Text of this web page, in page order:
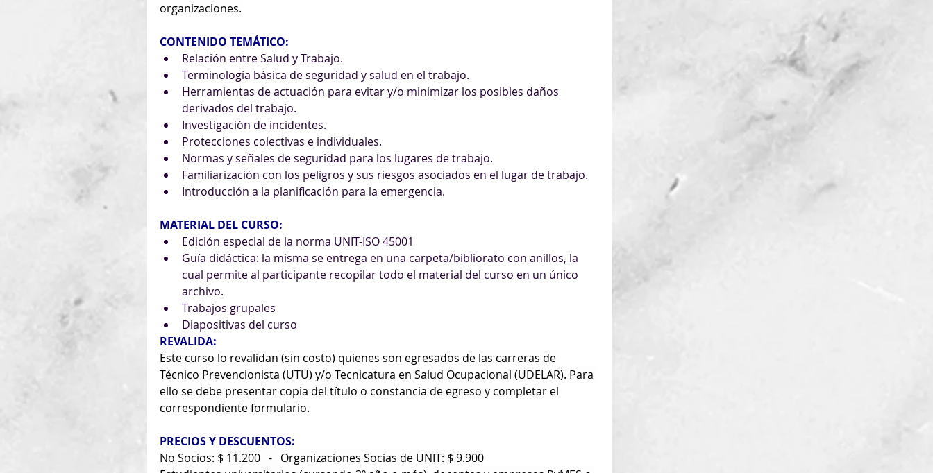
organizaciones.
CONTENIDO TEMÁTICO:
Relación entre Salud y Trabajo.
Terminología básica de seguridad y salud en el trabajo.
Herramientas de actuación para evitar y/o minimizar los posibles daños
derivados del trabajo.
Investigación de incidentes.
Protecciones colectivas e individuales.
Normas y señales de seguridad para los lugares de trabajo.
Familiarización con los peligros y sus riesgos asociados en el lugar de trabajo.
Introducción a la planificación para la emergencia.
MATERIAL DEL CURSO:
Edición especial de la norma UNIT-ISO 45001
Guía didáctica: la misma se entrega en una carpeta/bibliorato con anillos, la
cual permite al participante recopilar todo el material del curso en un único
archivo.
Trabajos grupales
Diapositivas del curso
REVALIDA:
Este curso lo revalidan (sin costo) quienes son egresados de las carreras de
Técnico Prevencionista (UTU) y/o Tecnicatura en Salud Ocupacional (UDELAR). Para
ello se debe presentar copia del título o constancia de egreso y completar el
correspondiente formulario.
PRECIOS Y DESCUENTOS:
No Socios: $ 11.200   -   Organizaciones Socias de UNIT: $ 9.900